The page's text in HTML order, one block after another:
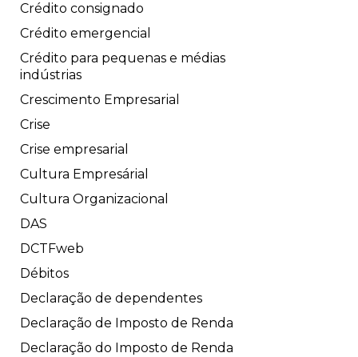
Crédito consignado
Crédito emergencial
Crédito para pequenas e médias
indústrias
Crescimento Empresarial
Crise
Crise empresarial
Cultura Empresárial
Cultura Organizacional
DAS
DCTFweb
Débitos
Declaração de dependentes
Declaração de Imposto de Renda
Declaração do Imposto de Renda